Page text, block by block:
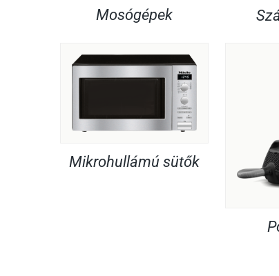
Mosógépek
Mikrohullámú sütők